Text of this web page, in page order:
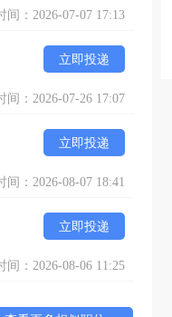
间：2026-07-07 17:13
立即投递
间：2026-07-26 17:07
立即投递
间：2026-08-07 18:41
立即投递
间：2026-08-06 11:25